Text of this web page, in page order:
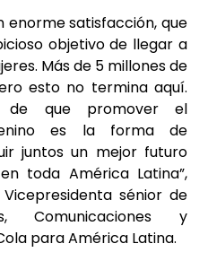
enorme satisfacción, que
objetivo de llegar a
Más de 5 millones de
esto no termina aquí.
de que promover el
es la forma de
juntos un mejor futuro
toda América Latina”,
sénior de
Comunicaciones y
para América Latina.